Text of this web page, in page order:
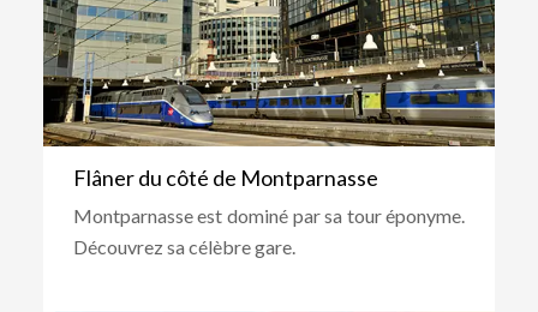
Flâner du côté de Montparnasse
Montparnasse est dominé par sa tour éponyme.
Découvrez sa célèbre gare.